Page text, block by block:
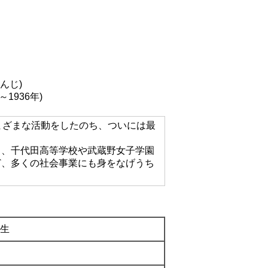
じ)
1936年)
まな活動をしたのち、ついには最
千代田高等学校や武蔵野女子学園
多くの社会事業にも身をなげうち